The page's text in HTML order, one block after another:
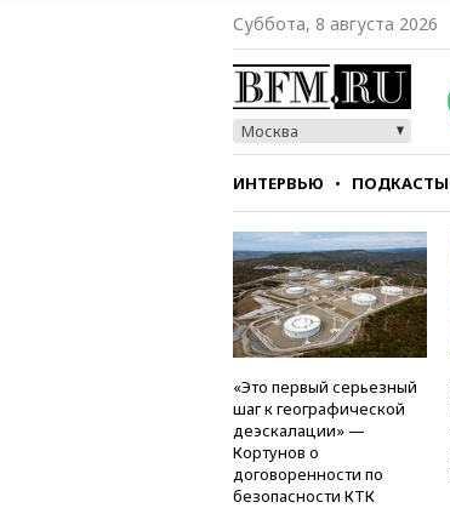
Суббота, 8 августа 2026
Москва
ИНТЕРВЬЮ ПОДКАСТЫ
СТИЛЬ ТЕСТЫ
«Это первый серьезный
шаг к географической
деэскалации» —
Кортунов о
договоренности по
безопасности КТК